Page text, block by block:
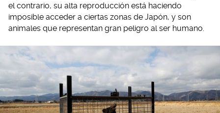
el contrario, su alta reproducción está haciendo
imposible acceder a ciertas zonas de Japón, y son
animales que representan gran peligro al ser humano.